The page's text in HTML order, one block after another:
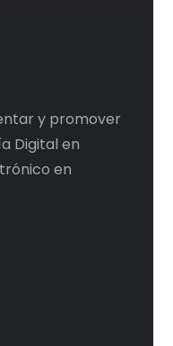
y promover
Digital en
en